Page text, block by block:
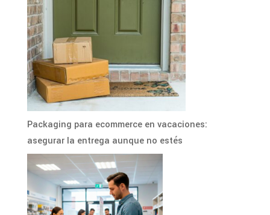
Packaging para ecommerce en vacaciones:
asegurar la entrega aunque no estés